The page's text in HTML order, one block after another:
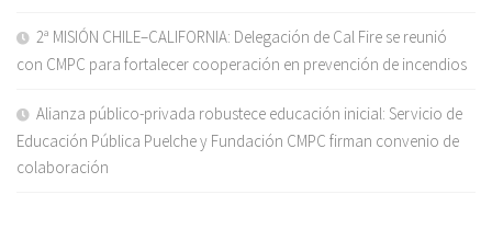
2ª MISIÓN CHILE–CALIFORNIA: Delegación de Cal Fire se reunió
con CMPC para fortalecer cooperación en prevención de incendios
Alianza público-privada robustece educación inicial: Servicio de
Educación Pública Puelche y Fundación CMPC firman convenio de
colaboración